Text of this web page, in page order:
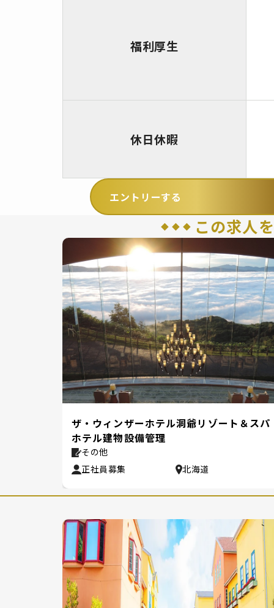
福利厚生
休日休暇
エントリーする
この求人
ザ・ウィンザーホテル洞爺リゾート＆スパ
ホテル建物設備管理
その他
正社員募集
北海道